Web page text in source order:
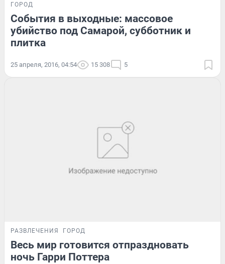
ГОРОД
События в выходные: массовое
убийство под Самарой, субботник и
плитка
25 апреля, 2016, 04:54 15 308 5
РАЗВЛЕЧЕНИЯ ГОРОД
Весь мир готовится отпраздновать
ночь Гарри Поттера